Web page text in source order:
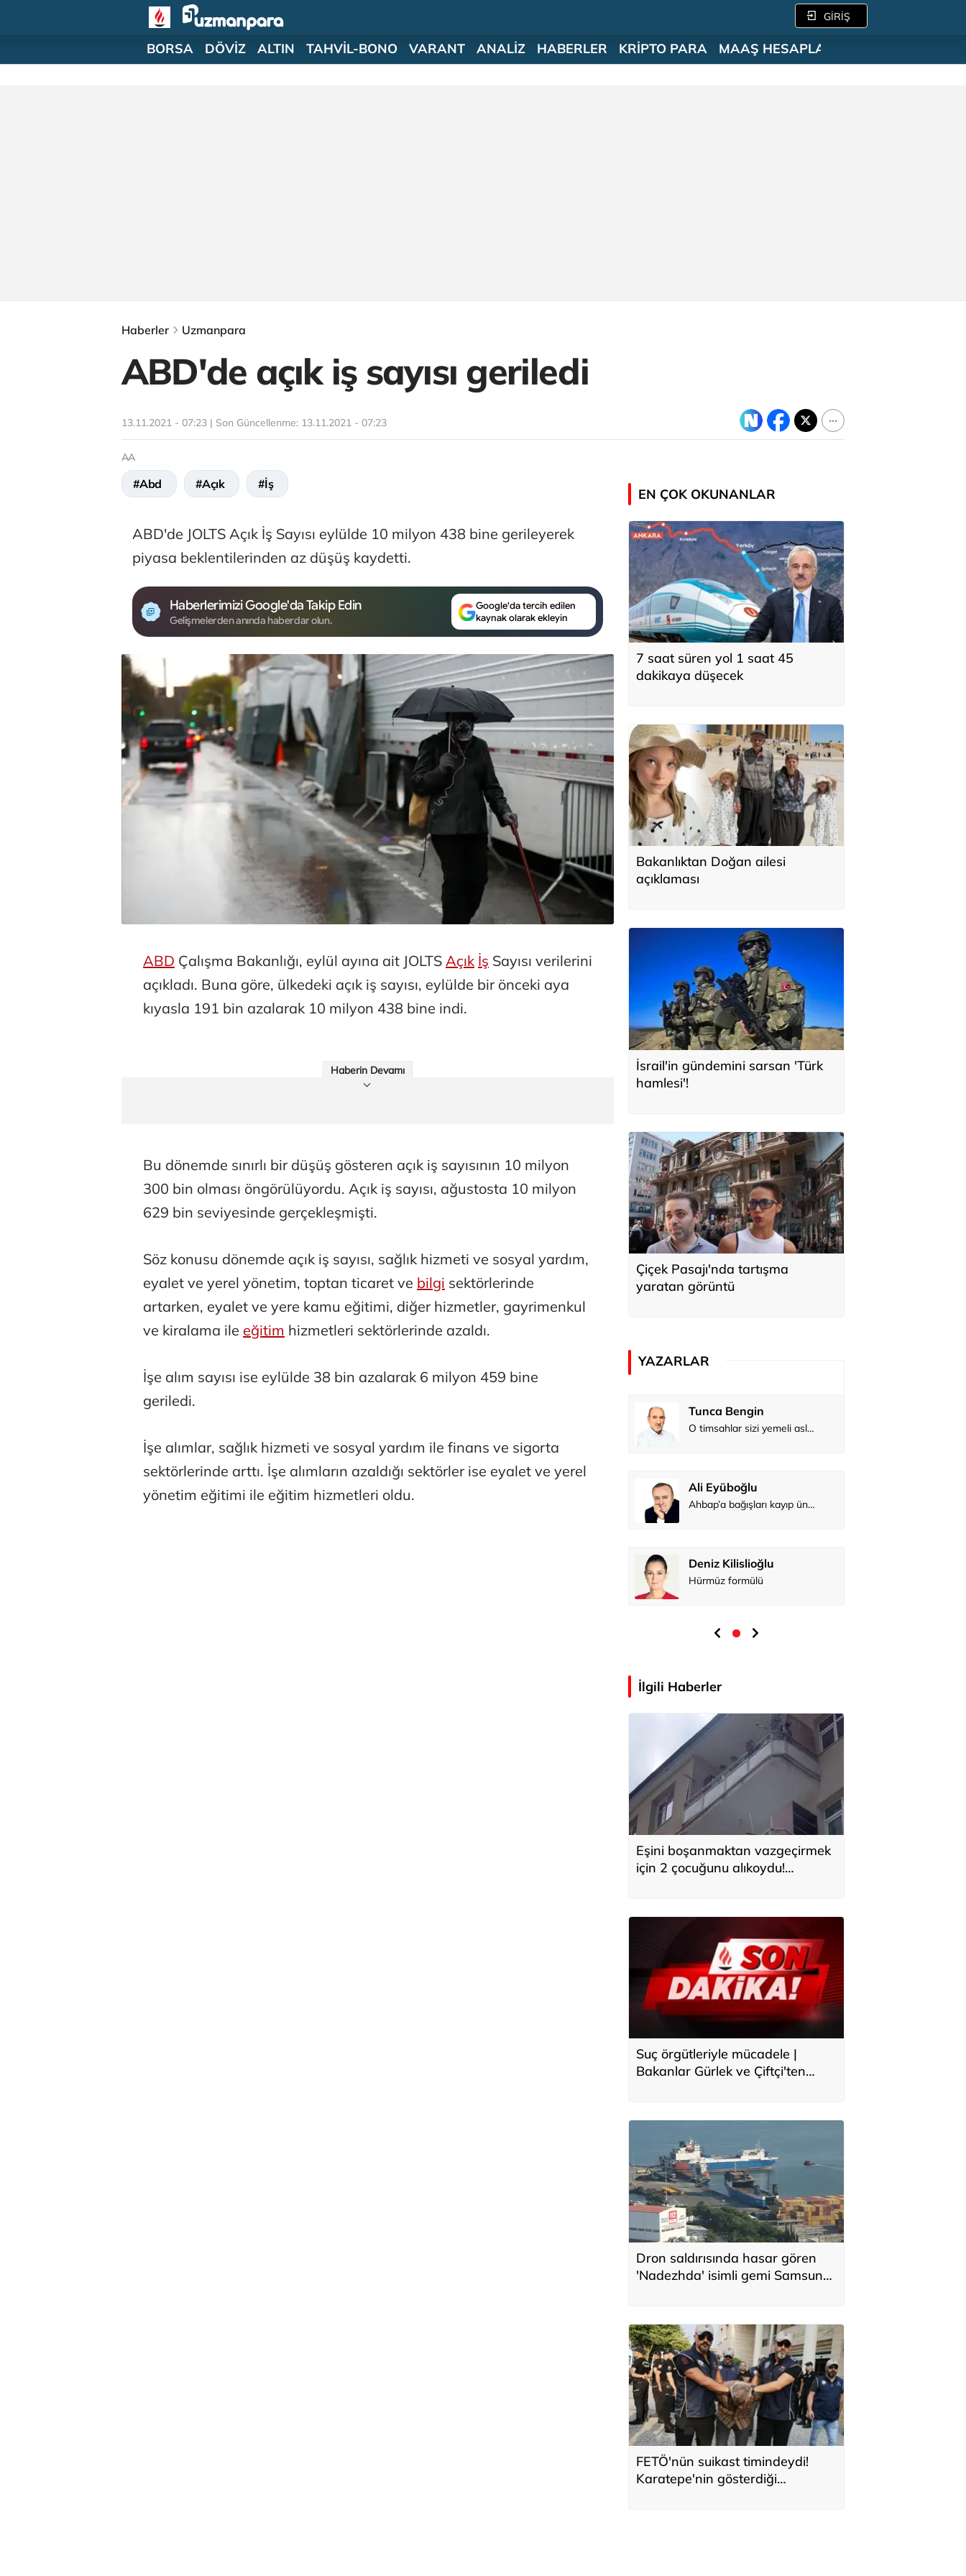
GİRİŞ
BORSA DÖVİZ ALTIN TAHVİL-BONO VARANT ANALİZ HABERLER KRİPTO PARA MAAŞ HESAPLAMA
Haberler Uzmanpara
ABD'de açık iş sayısı geriledi
13.11.2021 - 07:23 | Son Güncellenme: 13.11.2021 - 07:23
AA
#Abd #Açık #İş
ABD'de JOLTS Açık İş Sayısı eylülde 10 milyon 438 bine gerileyerek
piyasa beklentilerinden az düşüş kaydetti.
Haberlerimizi Google'da Takip Edin
Gelişmelerden anında haberdar olun.
Google'da tercih edilen
kaynak olarak ekleyin
ABD Çalışma Bakanlığı, eylül ayına ait JOLTS Açık İş Sayısı verilerini
açıkladı. Buna göre, ülkedeki açık iş sayısı, eylülde bir önceki aya
kıyasla 191 bin azalarak 10 milyon 438 bine indi.
Haberin Devamı
Bu dönemde sınırlı bir düşüş gösteren açık iş sayısının 10 milyon
300 bin olması öngörülüyordu. Açık iş sayısı, ağustosta 10 milyon
629 bin seviyesinde gerçekleşmişti.
Söz konusu dönemde açık iş sayısı, sağlık hizmeti ve sosyal yardım,
eyalet ve yerel yönetim, toptan ticaret ve bilgi sektörlerinde
artarken, eyalet ve yere kamu eğitimi, diğer hizmetler, gayrimenkul
ve kiralama ile eğitim hizmetleri sektörlerinde azaldı.
İşe alım sayısı ise eylülde 38 bin azalarak 6 milyon 459 bine
geriledi.
İşe alımlar, sağlık hizmeti ve sosyal yardım ile finans ve sigorta
sektörlerinde arttı. İşe alımların azaldığı sektörler ise eyalet ve yerel
yönetim eğitimi ile eğitim hizmetleri oldu.
EN ÇOK OKUNANLAR
7 saat süren yol 1 saat 45
dakikaya düşecek
Bakanlıktan Doğan ailesi
açıklaması
İsrail'in gündemini sarsan 'Türk
hamlesi'!
Çiçek Pasajı'nda tartışma
yaratan görüntü
YAZARLAR
Ali Eyüboğlu
Ahbap’a bağışları kayıp ünlüler var
Tunca Bengin
O timsahlar sizi yemeli aslında!...
Ali Eyüboğlu
Ahbap’a bağışları kayıp ünlüler var
Deniz Kilislioğlu
Hürmüz formülü
İlgili Haberler
Eşini boşanmaktan vazgeçirmek
için 2 çocuğunu alıkoydu!
Suç örgütleriyle mücadele |
Bakanlar Gürlek ve Çiftçi'ten
geçeceğiz
Dron saldırısında hasar gören
'Nadezhda' isimli gemi Samsun
FETÖ'nün suikast timindeydi!
Karatepe'nin gösterdiği